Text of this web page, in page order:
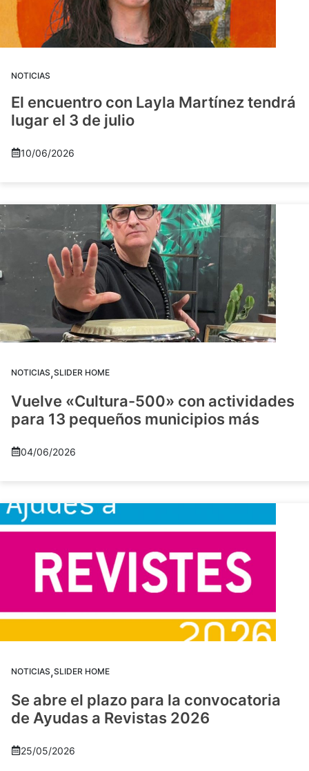
NOTICIAS
El encuentro con Layla Martínez tendrá
lugar el 3 de julio
10/06/2026
NOTICIAS,SLIDER HOME
Vuelve «Cultura-500» con actividades
para 13 pequeños municipios más
04/06/2026
NOTICIAS,SLIDER HOME
Se abre el plazo para la convocatoria
de Ayudas a Revistas 2026
25/05/2026